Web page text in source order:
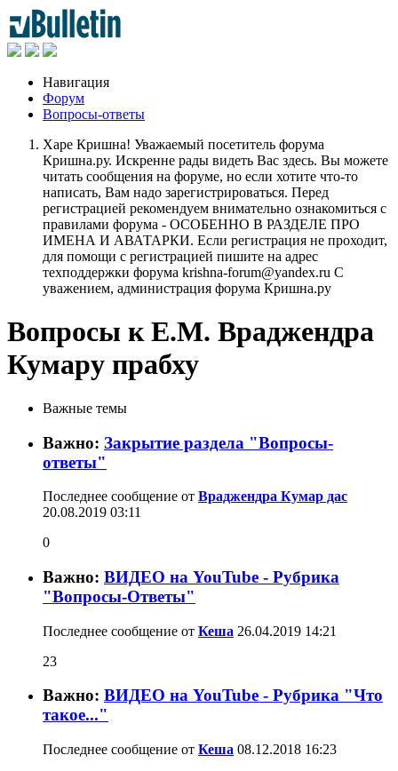
Навигация
Форум
Вопросы-ответы
Харе Кришна! Уважаемый посетитель форума
Кришна.ру. Искренне рады видеть Вас здесь. Вы можете
читать сообщения на форуме, но если хотите что-то
написать, Вам надо зарегистрироваться. Перед
регистрацией рекомендуем внимательно ознакомиться с
правилами форума - ОСОБЕННО В РАЗДЕЛЕ ПРО
ИМЕНА И АВАТАРКИ. Если регистрация не проходит,
для помощи с регистрацией пишите на адрес
техподдержки форума krishna-forum@yandex.ru С
уважением, администрация форума Кришна.ру
Вопросы к Е.М. Враджендра
Кумару прабху
Важные темы
Важно: Закрытие раздела "Вопросы-
ответы"
Последнее сообщение от Враджендра Кумар дас
20.08.2019 03:11
0
Важно: ВИДЕО на YouTube - Рубрика
"Вопросы-Ответы"
Последнее сообщение от Кеша 26.04.2019 14:21
23
Важно: ВИДЕО на YouTube - Рубрика "Что
такое..."
Последнее сообщение от Кеша 08.12.2018 16:23